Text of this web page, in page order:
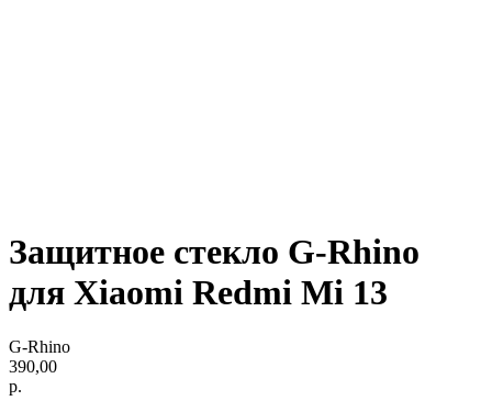
Защитное стекло G-Rhino
для Xiaomi Redmi Mi 13
G-Rhino
390,00
р.